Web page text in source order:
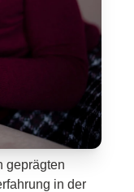
geprägten
in der